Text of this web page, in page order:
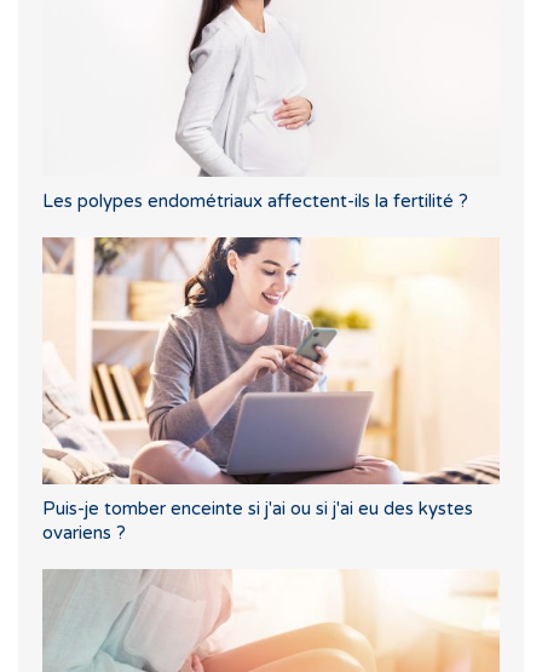
Les polypes endométriaux affectent-ils la fertilité ?
Puis-je tomber enceinte si j'ai ou si j'ai eu des kystes
ovariens ?